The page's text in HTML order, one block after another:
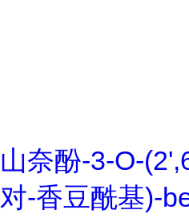
山奈酚-3-O-
对-香豆酰基)-